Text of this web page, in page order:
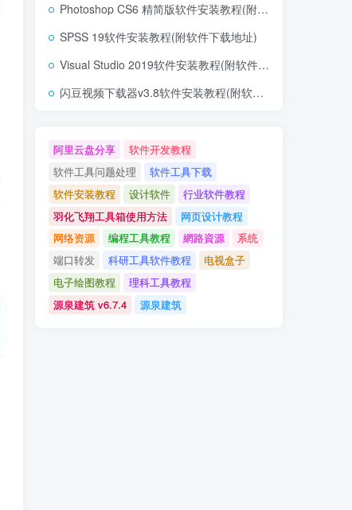
Photoshop CS6 精简版软件安装教程(附软件下载地址)
SPSS 19软件安装教程(附软件下载地址)
Visual Studio 2019软件安装教程(附软件下载地址)
闪豆视频下载器v3.8软件安装教程(附软件下载地址)
阿里云盘分享
软件开发教程
软件工具问题处理
软件工具下载
软件安装教程
设计软件
行业软件教程
羽化飞翔工具箱使用方法
网页设计教程
网络资源
编程工具教程 網路資源
系统
端口转发
科研工具软件教程
电视盒子
电子绘图教程
理科工具教程
源泉建筑 v6.7.4
源泉建筑